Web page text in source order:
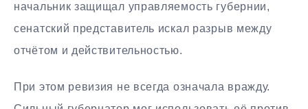
начальник защищал управляемость губернии,
сенатский представитель искал разрыв между
отчётом и действительностью.
При этом ревизия не всегда означала вражду.